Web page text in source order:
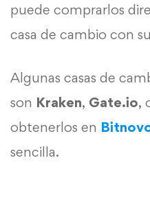
puede comprarlos
casa de cambio con
Algunas casas de
son Kraken, Gate.io,
obtenerlos en
sencilla.